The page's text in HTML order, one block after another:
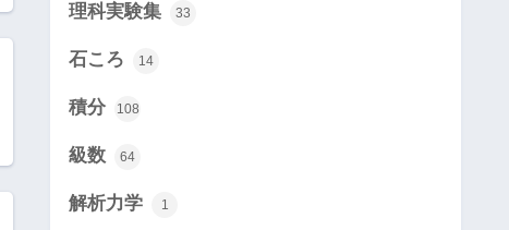
理科実験集 33
石ころ 14
積分 108
級数 64
解析力学 1